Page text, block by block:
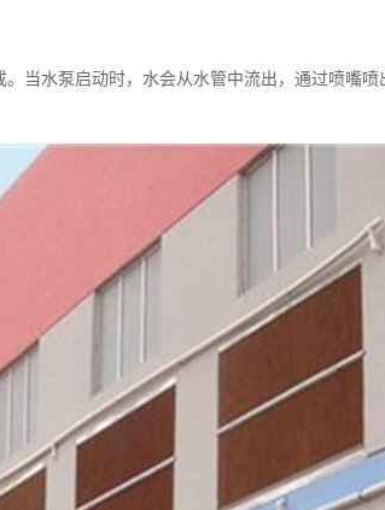
当水泵启动时，水会从水管中流出，通过喷嘴